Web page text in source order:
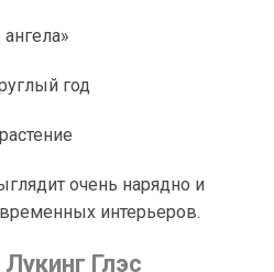
год
очень нарядно и
интерьеров.
Глэс